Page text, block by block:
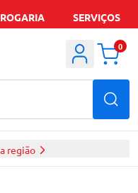
SERVIÇOS
0
região